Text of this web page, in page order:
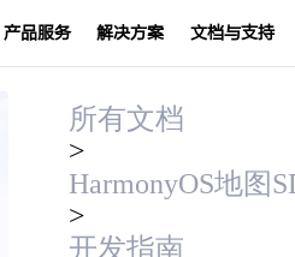
产品服务 解决方案 文档与支持
所有文档
>
HarmonyOS地图
>
开发指南